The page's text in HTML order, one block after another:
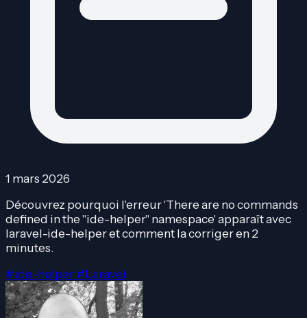
1 mars 2026
Découvrez pourquoi l'erreur 'There are no commands
defined in the "ide-helper" namespace' apparaît avec
laravel-ide-helper et comment la corriger en 2
minutes.
#ide-helper#Laravel